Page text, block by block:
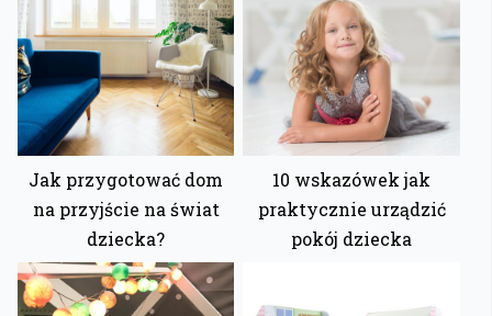
Jak przygotować dom
na przyjście na świat
dziecka?
10 wskazówek jak
praktycznie urządzić
pokój dziecka